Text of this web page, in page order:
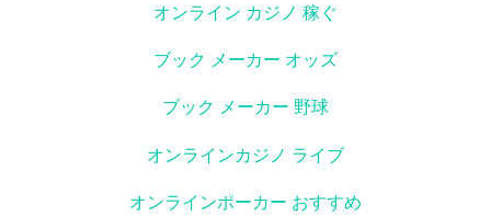
オンライン カジノ 稼ぐ
ブック メーカー オッズ
ブック メーカー 野球
オンラインカジノ ライブ
オンラインポーカー おすすめ